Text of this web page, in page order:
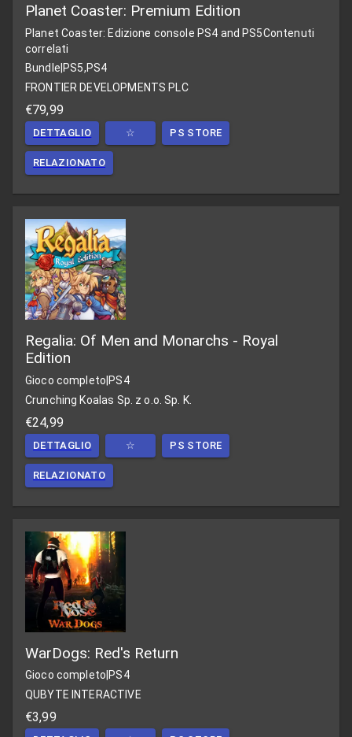
Planet Coaster: Premium Edition
Planet Coaster: Edizione console PS4 and PS5Contenuti
correlati
Bundle PS5,PS4
FRONTIER DEVELOPMENTS PLC
€79,99
DETTAGLIO ☆ PS STORE
RELAZIONATO
Regalia: Of Men and Monarchs - Royal
Edition
Gioco completo PS4
Crunching Koalas Sp. z o.o. Sp. K.
€24,99
DETTAGLIO ☆ PS STORE
RELAZIONATO
WarDogs: Red's Return
Gioco completo PS4
QUBYTE INTERACTIVE
€3,99